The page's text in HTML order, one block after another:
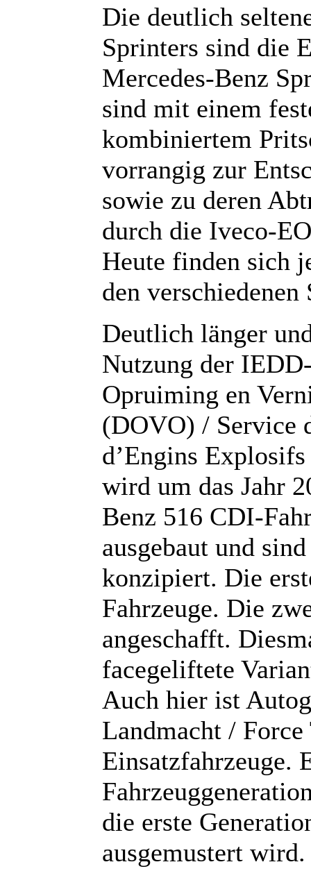
Die deutlich
Sprinters sind die
Mercedes-Benz
sind mit einem
kombiniertem
vorrangig zur
sowie zu deren
durch die Iveco-
Heute finden sich
den
Deutlich länger
Nutzung der
Opruiming en
(DOVO) / Service
d’Engins
wird um das Jahr
Benz 516 CDI-
ausgebaut und
konzipiert. Die
Fahrzeuge. Die
angeschafft.
facegeliftete
Auch hier ist
Landmacht / Force
Einsatzfahrzeuge.
die erste
ausgemustert wird.